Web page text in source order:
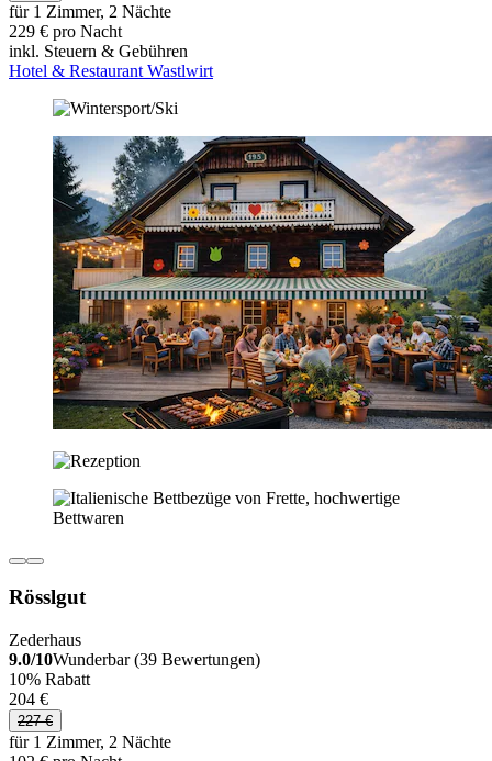
für 1 Zimmer, 2 Nächte
229 € pro Nacht
inkl. Steuern & Gebühren
Hotel & Restaurant Wastlwirt
Rösslgut
Zederhaus
9.0/10Wunderbar (39 Bewertungen)
10% Rabatt
204 €
227 €
für 1 Zimmer, 2 Nächte